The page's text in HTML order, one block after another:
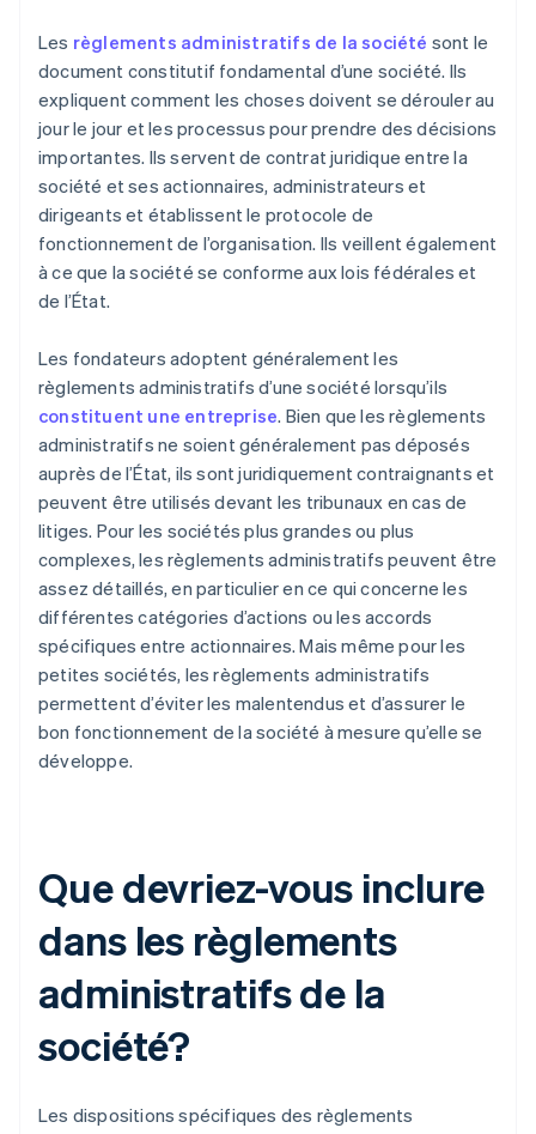
Les règlements administratifs de la société sont le
document constitutif fondamental d’une société. Ils
expliquent comment les choses doivent se dérouler au
jour le jour et les processus pour prendre des décisions
importantes. Ils servent de contrat juridique entre la
société et ses actionnaires, administrateurs et
dirigeants et établissent le protocole de
fonctionnement de l’organisation. Ils veillent également
à ce que la société se conforme aux lois fédérales et
de l’État.
Les fondateurs adoptent généralement les
règlements administratifs d’une société lorsqu’ils
constituent une entreprise. Bien que les règlements
administratifs ne soient généralement pas déposés
auprès de l’État, ils sont juridiquement contraignants et
peuvent être utilisés devant les tribunaux en cas de
litiges. Pour les sociétés plus grandes ou plus
complexes, les règlements administratifs peuvent être
assez détaillés, en particulier en ce qui concerne les
différentes catégories d’actions ou les accords
spécifiques entre actionnaires. Mais même pour les
petites sociétés, les règlements administratifs
permettent d’éviter les malentendus et d’assurer le
bon fonctionnement de la société à mesure qu’elle se
développe.
Que devriez-vous inclure
dans les règlements
administratifs de la
société?
Les dispositions spécifiques des règlements